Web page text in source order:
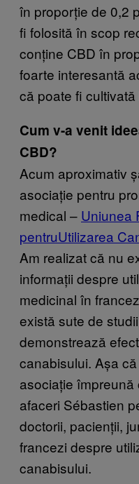
în proporție de 0,2
fi folosită în scop
conține CBD în
foarte interesantă
că poate fi cultivată
Cum v-a venit
CBD?
Acum aproximativ
asociație pentru
medical – Uniunea
pentruUtilizarea
Am realizat că nu
informații despre
medicinal în
există sute de
demonstrează
canabisului. Așa
asociație
afaceri Sébastien
doctorii, pacienții,
francezi despre
canabisului.